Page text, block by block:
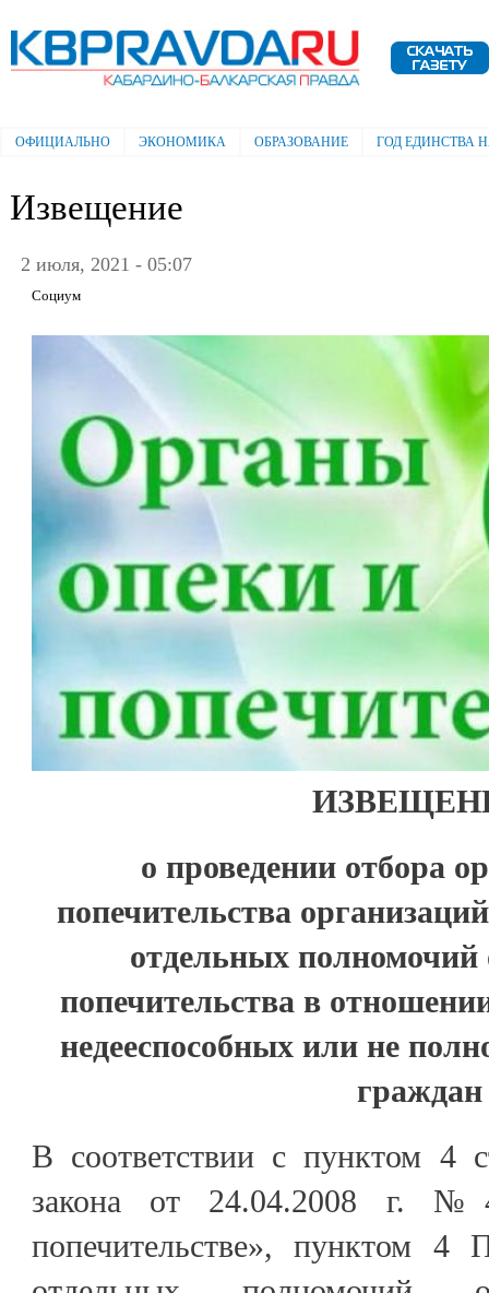
Электронная газета "Кабардино-
Балкарская правда"
Главное меню
ОФИЦИАЛЬНО ЭКОНОМИКА ОБРАЗОВАНИЕ ГОД ЕДИНСТВА
Извещение
2 июля, 2021 - 05:07
Социум
о проведении отбора
попечительства
отдельных полномочий
попечительства в
недееспособных или не
граждан
В соответствии с пунктом 4
закона от 24.04.2008 г.
попечительстве», пунктом 4